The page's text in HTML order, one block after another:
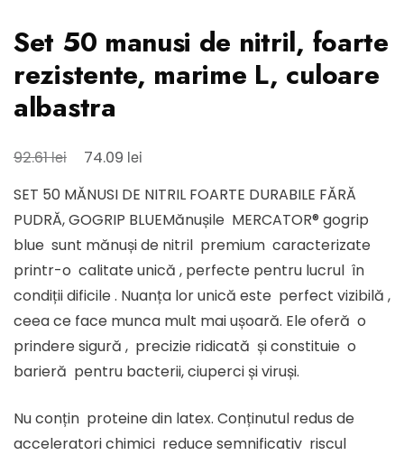
Set 50 manusi de nitril, foarte
rezistente, marime L, culoare
albastra
92.61lei
Prețul
a
fost:
92.61 lei.
74.09 lei
este:
74.09 lei.
SET 50 MĂNUSI DE NITRIL FOARTE DURABILE FĂRĂ
PUDRĂ, GOGRIP BLUEMănușile MERCATOR® gogrip
blue sunt mănuși de nitril premium caracterizate
printr-o calitate unică , perfecte pentru lucrul în
condiții dificile . Nuanța lor unică este perfect vizibilă ,
ceea ce face munca mult mai ușoară. Ele oferă o
prindere sigură , precizie ridicată și constituie o
barieră pentru bacterii, ciuperci și viruși.
Nu conțin proteine din latex. Conținutul redus de
acceleratori chimici reduce semnificativ riscul